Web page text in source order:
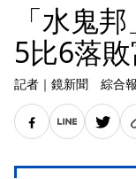
「水鬼
5比6落
記者 ｜ 鏡新聞 綜合